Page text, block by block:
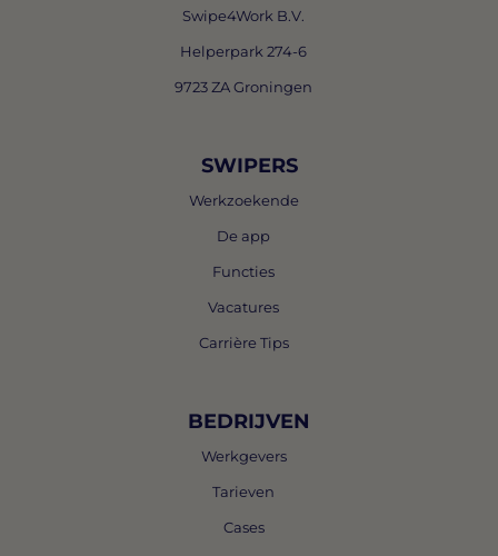
Swipe4Work B.V.
Helperpark 274-6
9723 ZA Groningen
SWIPERS
Werkzoekende
De app
Functies
Vacatures
Carrière Tips
BEDRIJVEN
Werkgevers
Tarieven
Cases